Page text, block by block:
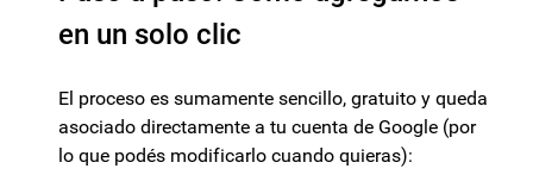
en un solo clic
El proceso es sumamente sencillo, gratuito y queda
asociado directamente a tu cuenta de Google (por
lo que podés modificarlo cuando quieras):